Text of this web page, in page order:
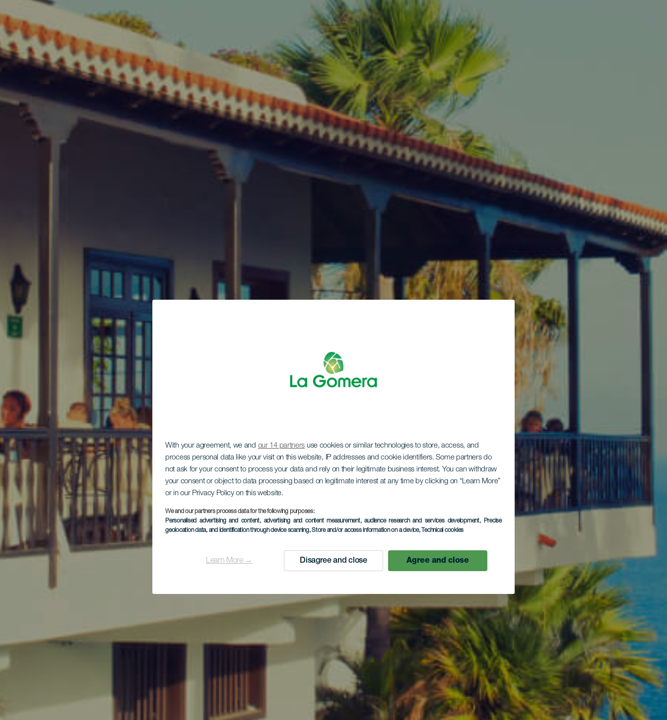
With your agreement, we and our 14 partners use cookies or similar technologies to store, access, and
process personal data like your visit on this website, IP addresses and cookie identifiers. Some partners do
not ask for your consent to process your data and rely on their legitimate business interest. You can withdraw
your consent or object to data processing based on legitimate interest at any time by clicking on “Learn More”
or in our Privacy Policy on this website.
We and our partners process data for the following purposes:
Personalised advertising and content, advertising and content measurement, audience research and services development, Precise
geolocation data, and identification through device scanning, Store and/or access information on a device, Technical cookies
Learn More → Disagree and close Agree and close